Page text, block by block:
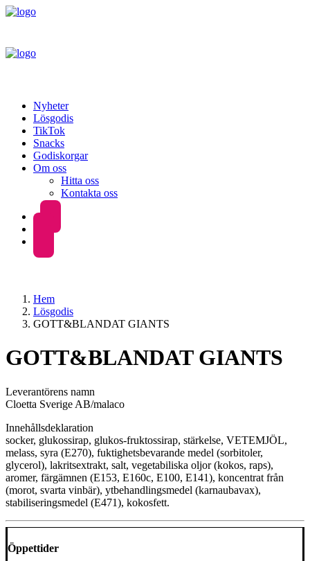
Nyheter
Lösgodis
TikTok
Snacks
Godiskorgar
Om oss
Hitta oss
Kontakta oss
Hem
Lösgodis
GOTT&BLANDAT GIANTS
GOTT&BLANDAT GIANTS
Leverantörens namn
Cloetta Sverige AB/malaco
Innehållsdeklaration
socker, glukossirap, glukos-fruktossirap, stärkelse, VETEMJÖL,
melass, syra (E270), fuktighetsbevarande medel (sorbitoler,
glycerol), lakritsextrakt, salt, vegetabiliska oljor (kokos, raps),
aromer, färgämnen (E153, E160c, E100, E141), koncentrat från
(morot, svarta vinbär), ytbehandlingsmedel (karnaubavax),
stabiliseringsmedel (E471), kokosfett.
Öppettider